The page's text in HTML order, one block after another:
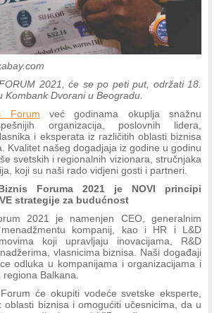
2021, će se po peti put, održati 18.
Kombank Dvorani u Beogradu.
Forum već godinama okuplja snažnu
organizacija, poslovnih lidera,
i eksperata iz različitih oblasti biznisa
Kvalitet našeg dogadjaja iz godine u godinu
svetskih i regionalnih vizionara, stručnjaka
koji su naši rado vidjeni gosti i partneri.
Foruma 2021 je NOVI principi
strategije za budućnost
2021 je namenjen CEO, generalnim
kompanij, kao i HR i L&D
koji upravljaju inovacijama, R&D
vlasnicima biznisa. Naši događaji
odluka u kompanijama i organizacijama i
Balkana.
će okupiti vodeće svetske eksperte,
oblasti biznisa i omogućiti učesnicima, da u